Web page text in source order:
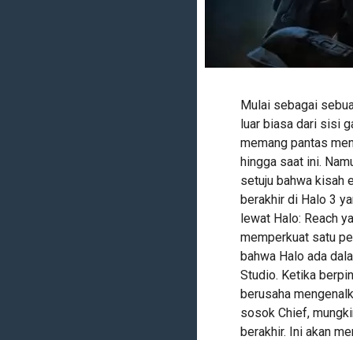
Mulai sebagai
luar biasa dari sisi
memang pantas
hingga saat ini.
setuju bahwa kisah
berakhir di Halo 3
lewat Halo: Reach
memperkuat satu
bahwa Halo ada
Studio. Ketika
berusaha
sosok Chief,
berakhir. Ini akan